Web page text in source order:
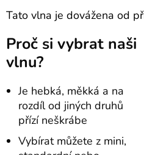
Tato vlna je dovážena od
Proč si vybrat naši
vlnu?
Je hebká, měkká a na
rozdíl od jiných druhů
přízí neškrábe
Vybírat můžete z mini,